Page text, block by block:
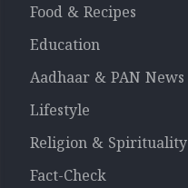
Food & Recipes
Education
Aadhaar & PAN News
Lifestyle
Religion & Spirituality
Fact-Check